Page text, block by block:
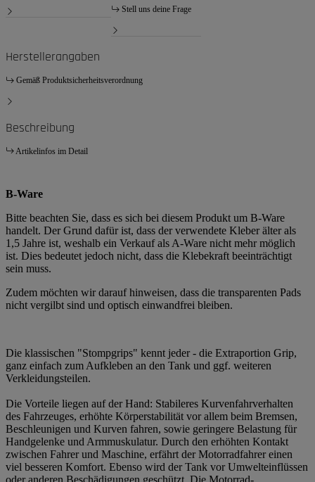
Stell uns deine Frage
Herstellerangaben
Gemäß Produktsicherheitsverordnung
Beschreibung
Artikelinfos im Detail
B-Ware
Bitte beachten Sie, dass es sich bei diesem Produkt um B-Ware
handelt. Der Grund dafür ist, dass der verwendete Kleber älter als
1,5 Jahre ist, weshalb ein Verkauf als A-Ware nicht mehr möglich
ist. Dies bedeutet jedoch nicht, dass die Klebekraft beeinträchtigt
sein muss.
Zudem möchten wir darauf hinweisen, dass die transparenten Pads
nicht vergilbt sind und optisch einwandfrei bleiben.
Die klassischen "Stompgrips" kennt jeder - die Extraportion Grip,
ganz einfach zum Aufkleben an den Tank und ggf. weiteren
Verkleidungsteilen.
Die Vorteile liegen auf der Hand: Stabileres Kurvenfahrverhalten
des Fahrzeuges, erhöhte Körperstabilität vor allem beim Bremsen,
Beschleunigen und Kurven fahren, sowie geringere Belastung für
Handgelenke und Armmuskulatur. Durch den erhöhten Kontakt
zwischen Fahrer und Maschine, erfährt der Motorradfahrer einen
viel besseren Komfort. Ebenso wird der Tank vor Umwelteinflüssen
oder anderen Beschädigungen geschützt. Die Motorrad-